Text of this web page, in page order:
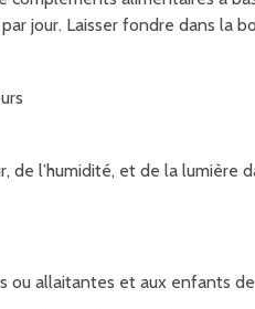
jour. Laisser fondre dans la
de l’humidité, et de la lumière
ou allaitantes et aux enfants de